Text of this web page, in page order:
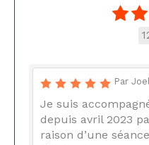
Par
Je suis
depuis avril 2023
raison d’une